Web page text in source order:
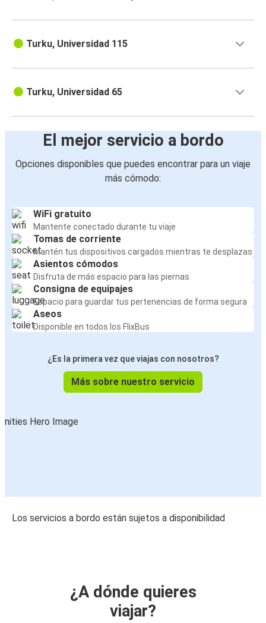
Turku, Universidad 115
Turku, Universidad 65
El mejor servicio a bordo
Opciones disponibles que puedes encontrar para un viaje
más cómodo:
WiFi gratuito
Mantente conectado durante tu viaje
Tomas de corriente
Mantén tus dispositivos cargados mientras te desplazas
Asientos cómodos
Disfruta de más espacio para las piernas
Consigna de equipajes
Espacio para guardar tus pertenencias de forma segura
Aseos
Disponible en todos los FlixBus
¿Es la primera vez que viajas con nosotros?
Más sobre nuestro servicio
Los servicios a bordo están sujetos a disponibilidad
¿A dónde quieres
viajar?